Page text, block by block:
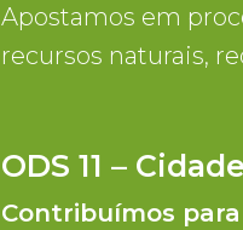
Apostamos em
recursos naturais,
ODS 11 –
Contribuímos